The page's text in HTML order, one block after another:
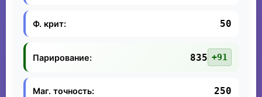
Ф. крит: 50
Парирование: 835 +91
Маг. точность: 250